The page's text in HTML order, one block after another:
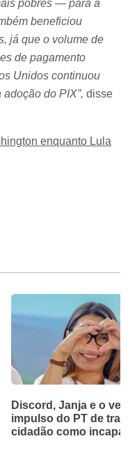
pobres — para a
beneficiou
já que o volume de
de pagamento
Unidos continuou
do PIX”, disse
enquanto Lula
Discord, Janja e o velho
impulso do PT de tratar
cidadão como incapaz